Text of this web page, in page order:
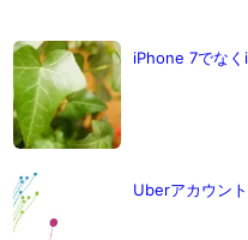
iPhone 7でな
Uberアカウン